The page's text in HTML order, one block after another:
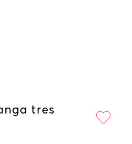
tres